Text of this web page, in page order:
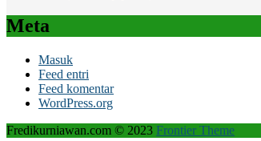
Meta
Masuk
Feed entri
Feed komentar
WordPress.org
Fredikurniawan.com © 2023 Frontier Theme